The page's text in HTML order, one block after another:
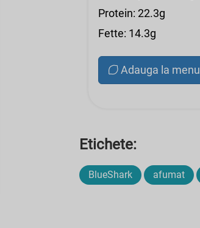
Protein: 22.3g
Fette: 14.3g
Adauga la menu
Etichete:
BlueShark afumat